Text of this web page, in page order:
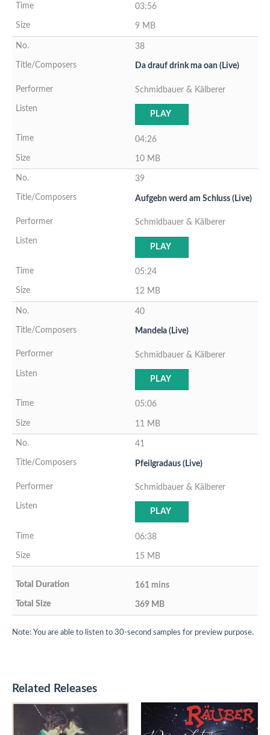
03:56
9 MB
38
Da drauf drink ma oan (Live)
Schmidbauer & Kälberer
PLAY
04:26
10 MB
39
Aufgebn werd am Schluss (Live)
Schmidbauer & Kälberer
PLAY
05:24
12 MB
40
Mandela (Live)
Schmidbauer & Kälberer
PLAY
05:06
11 MB
41
Pfeilgradaus (Live)
Schmidbauer & Kälberer
PLAY
06:38
15 MB
161 mins
369 MB
Note: You are able to listen to 30-second samples for preview purpose.
Related Releases